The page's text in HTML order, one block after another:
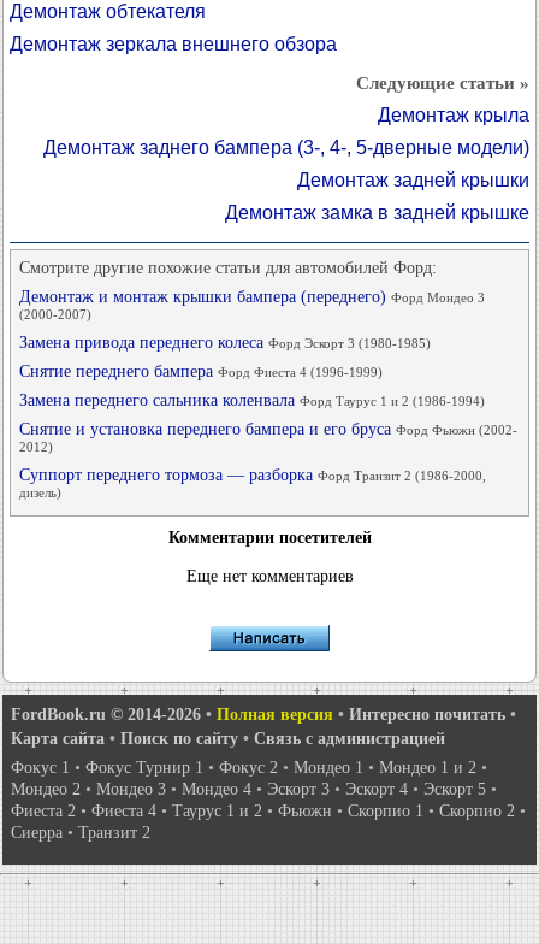
Демонтаж обтекателя
Демонтаж зеркала внешнего обзора
Следующие статьи »
Демонтаж крыла
Демонтаж заднего бампера (3-, 4-, 5-дверные модели)
Демонтаж задней крышки
Демонтаж замка в задней крышке
Смотрите другие похожие статьи для автомобилей Форд:
Демонтаж и монтаж крышки бампера (переднего) Форд Мондео 3
(2000-2007)
Замена привода переднего колеса Форд Эскорт 3 (1980-1985)
Снятие переднего бампера Форд Фиеста 4 (1996-1999)
Замена переднего сальника коленвала Форд Таурус 1 и 2 (1986-1994)
Снятие и установка переднего бампера и его бруса Форд Фьюжн (2002-
2012)
Суппорт переднего тормоза — разборка Форд Транзит 2 (1986-2000,
дизель)
Комментарии посетителей
Еще нет комментариев
FordBook.ru © 2014-2026 • Полная версия • Интересно почитать •
Карта сайта • Поиск по сайту • Связь с администрацией
Фокус 1 • Фокус Турнир 1 • Фокус 2 • Мондео 1 • Мондео 1 и 2 •
Мондео 2 • Мондео 3 • Мондео 4 • Эскорт 3 • Эскорт 4 • Эскорт 5 •
Фиеста 2 • Фиеста 4 • Таурус 1 и 2 • Фьюжн • Скорпио 1 • Скорпио 2 •
Сиерра • Транзит 2